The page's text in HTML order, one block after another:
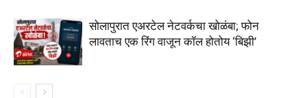
सोलापुरात एअरटेल नेटवर्कचा खोळंबा; फोन
लावताच एक रिंग वाजून कॉल होतोय ‘बिझी’